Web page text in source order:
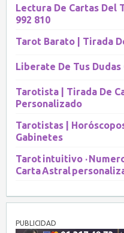
Lectura De Cartas Del
992 810
Tarot Barato | Tirada
Liberate De Tus
Tarotista | Tirada De
Personalizado
Tarotistas |
Gabinetes
Tarot intuitivo ·
Carta Astral
PUBLICIDAD